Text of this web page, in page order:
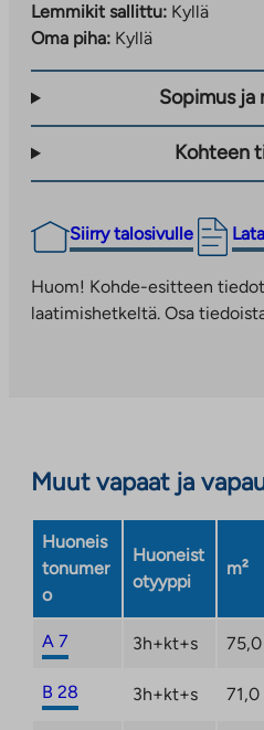
Lemmikit sallittu: Kyllä
Oma piha: Kyllä
Sopimus ja
Kohteen
Siirry talosivulle
Huom! Kohde-esitteen
laatimishetkeltä. Osa
Muut vapaat ja
Huoneis
tonumer
o
Huoneist
otyyppi
m²
A 7 3h+kt+s 75,0
B 28 3h+kt+s 71,0